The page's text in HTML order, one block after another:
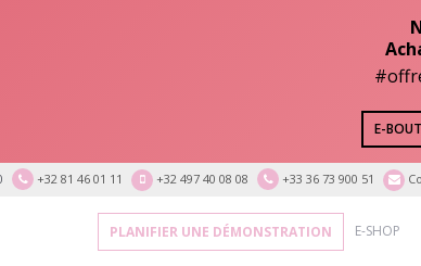
+32 81 46 01 11 +32 497 40 08 08 +33 36 73 900 51
PLANIFIER UNE DÉMONSTRATION E-SHOP
E-